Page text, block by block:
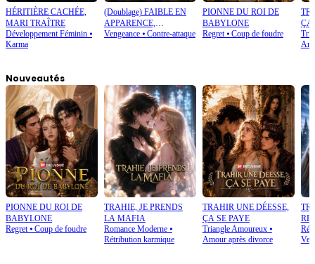
HÉRITIÈRE CACHÉE,
MARI TRAÎTRE
Développement Féminin ⦁
Karma
(Doublage) FAIBLE EN
APPARENCE,
PUISSANCE ABSOLUE
Vengeance⦁ Contre-attaque
PIONNE DU ROI DE
BABYLONE
Regret⦁ Coup de foudre
ÇA
Nouveautés
PIONNE DU ROI DE
BABYLONE
Regret⦁ Coup de foudre
TRAHIE, JE PRENDS
LA MAFIA
Romance Moderne⦁
Rétribution karmique
TRAHIR UNE DÉESSE,
ÇA SE PAYE
Triangle Amoureux⦁
Amour après divorce